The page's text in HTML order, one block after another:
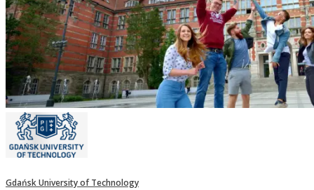
Gdańsk University of Technology